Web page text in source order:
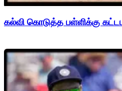
கல்வி கொடுத்த பள்ளிக்கு